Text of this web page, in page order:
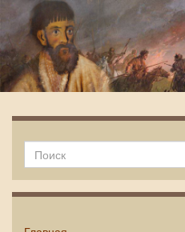
Емельян Пугачев